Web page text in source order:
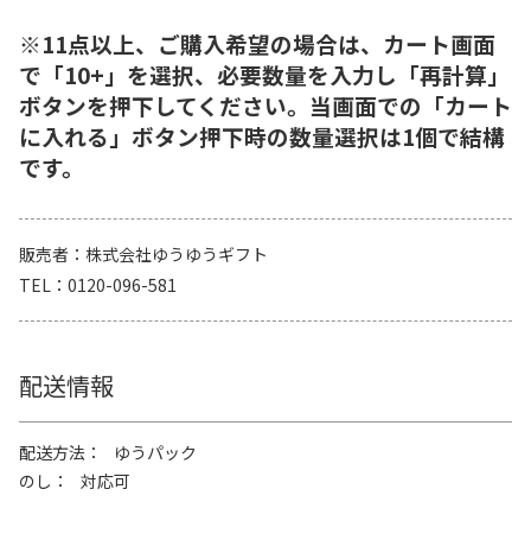
※11点以上、ご購入希望の場合は、カート画面
で「10+」を選択、必要数量を入力し「再計算」
ボタンを押下してください。当画面での「カート
に入れる」ボタン押下時の数量選択は1個で結構
です。
販売者
株式会社ゆうゆうギフト
TEL
0120-096-581
配送情報
配送方法
ゆうパック
のし
対応可